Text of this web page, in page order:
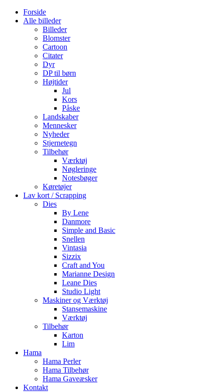
Forside
Alle billeder
Billeder
Blomster
Cartoon
Citater
Dyr
DP til børn
Højtider
Jul
Kors
Påske
Landskaber
Mennesker
Nyheder
Stjernetegn
Tilbehør
Værktøj
Nøgleringe
Notesbøger
Køretøjer
Lav kort / Scrapping
Dies
By Lene
Danmore
Simple and Basic
Snellen
Vintasia
Sizzix
Craft and You
Marianne Design
Leane Dies
Studio Light
Maskiner og Værktøj
Stansemaskine
Værktøj
Tilbehør
Karton
Lim
Hama
Hama Perler
Hama Tilbehør
Hama Gaveæsker
Kontakt